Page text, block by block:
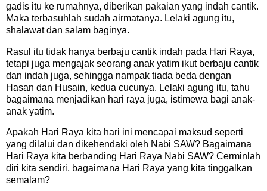
gadis itu ke rumahnya, diberikan pakaian yang indah cantik.
Maka terbasuhlah sudah airmatanya. Lelaki agung itu,
shalawat dan salam baginya.
Rasul itu tidak hanya berbaju cantik indah pada Hari Raya,
tetapi juga mengajak seorang anak yatim ikut berbaju cantik
dan indah juga, sehingga nampak tiada beda dengan
Hasan dan Husain, kedua cucunya. Lelaki agung itu, tahu
bagaimana menjadikan hari raya juga, istimewa bagi anak-
anak yatim.
Apakah Hari Raya kita hari ini mencapai maksud seperti
yang dilalui dan dikehendaki oleh Nabi SAW? Bagaimana
Hari Raya kita berbanding Hari Raya Nabi SAW? Cerminlah
diri kita sendiri, bagaimana Hari Raya yang kita tinggalkan
semalam?